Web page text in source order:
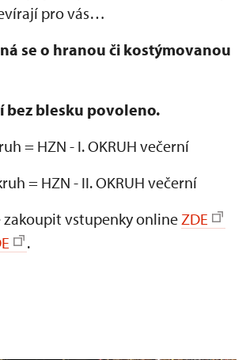
pro vás…
se o hranou či kostýmovanou
bez blesku povoleno.
= HZN - I. OKRUH večerní
= HZN - II. OKRUH večerní
vstupenky online ZDE
.